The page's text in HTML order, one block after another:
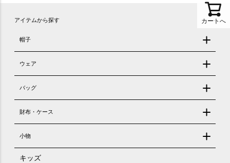
カートへ
アイテムから探す
帽子
ウェア
バッグ
財布・ケース
小物
キッズ